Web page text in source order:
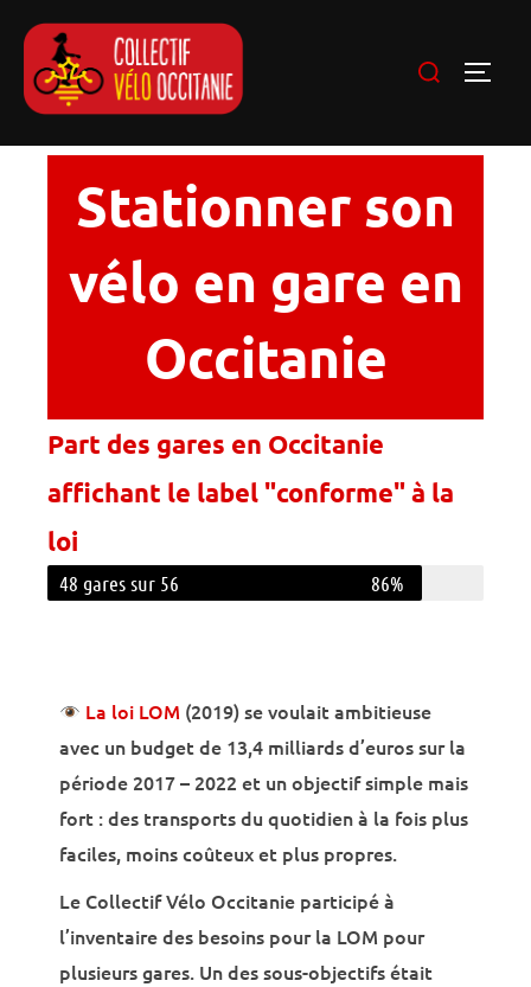
Stationner son
vélo en gare en
Occitanie
Part des gares en Occitanie
affichant le label "conforme" à la
loi
48 gares sur 56 86%
La loi LOM (2019) se voulait ambitieuse
avec un budget de 13,4 milliards d’euros sur la
période 2017 – 2022 et un objectif simple mais
fort : des transports du quotidien à la fois plus
faciles, moins coûteux et plus propres.
Le Collectif Vélo Occitanie participé à
l’inventaire des besoins pour la LOM pour
plusieurs gares. Un des sous-objectifs était